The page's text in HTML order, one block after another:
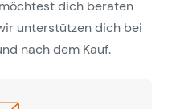
dich beraten
unterstützen dich bei
nach dem Kauf.